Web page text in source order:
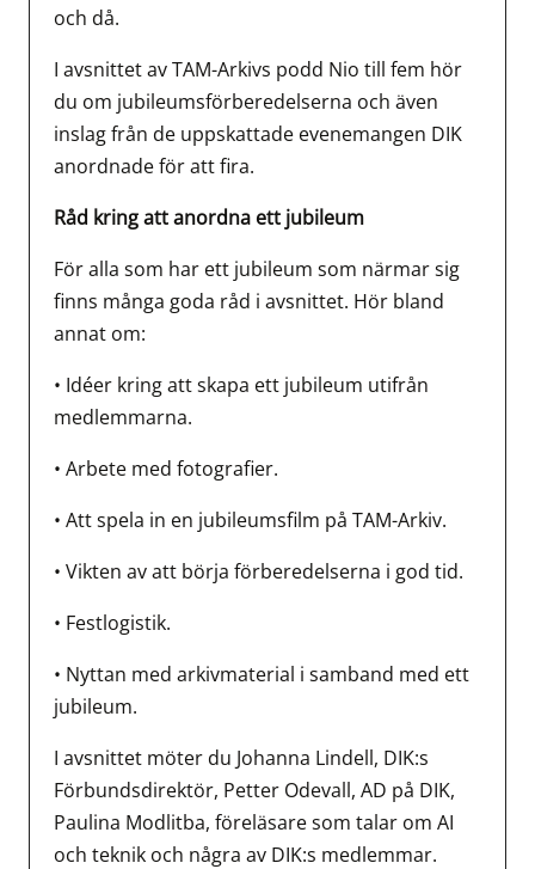
och då.
I avsnittet av TAM-Arkivs podd Nio till fem hör
du om jubileumsförberedelserna och även
inslag från de uppskattade evenemangen DIK
anordnade för att fira.
Råd kring att anordna ett jubileum
För alla som har ett jubileum som närmar sig
finns många goda råd i avsnittet. Hör bland
annat om:
• Idéer kring att skapa ett jubileum utifrån
medlemmarna.
• Arbete med fotografier.
• Att spela in en jubileumsfilm på TAM-Arkiv.
• Vikten av att börja förberedelserna i god tid.
• Festlogistik.
• Nyttan med arkivmaterial i samband med ett
jubileum.
I avsnittet möter du Johanna Lindell, DIK:s
Förbundsdirektör, Petter Odevall, AD på DIK,
Paulina Modlitba, föreläsare som talar om AI
och teknik och några av DIK:s medlemmar.